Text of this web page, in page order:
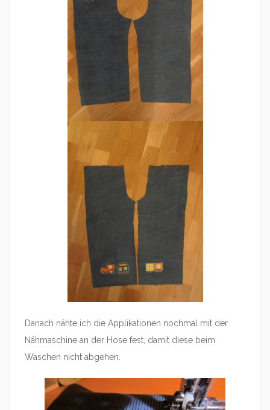
Danach nähte ich die Applikationen nochmal mit der
Nähmaschine an der Hose fest, damit diese beim
Waschen nicht abgehen.